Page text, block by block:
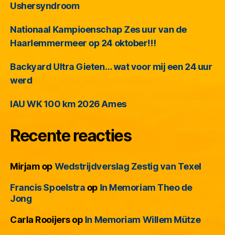
Ushersyndroom
Nationaal Kampioenschap Zes uur van de
Haarlemmermeer op 24 oktober!!!
Backyard Ultra Gieten… wat voor mij een 24 uur
werd
IAU WK 100 km 2026 Ames
Recente reacties
Mirjam op Wedstrijdverslag Zestig van Texel
Francis Spoelstra op In Memoriam Theo de
Jong
Carla Rooijersop In Memoriam Willem Mütze